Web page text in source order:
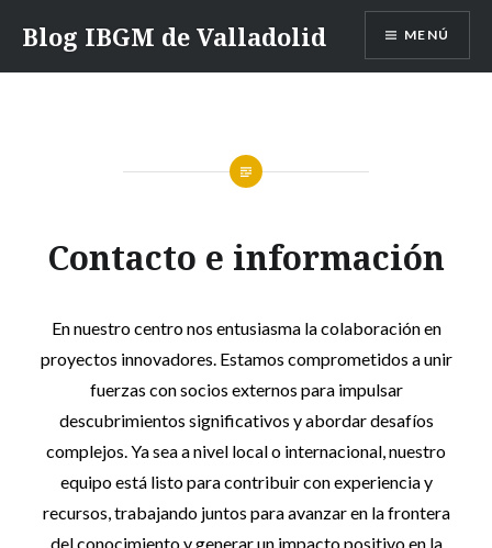
contenido
Blog IBGM de Valladolid MENÚ
Contacto e información
En nuestro centro nos entusiasma la colaboración en
proyectos innovadores. Estamos comprometidos a unir
fuerzas con socios externos para impulsar
descubrimientos significativos y abordar desafíos
complejos. Ya sea a nivel local o internacional, nuestro
equipo está listo para contribuir con experiencia y
recursos, trabajando juntos para avanzar en la frontera
del conocimiento y generar un impacto positivo en la